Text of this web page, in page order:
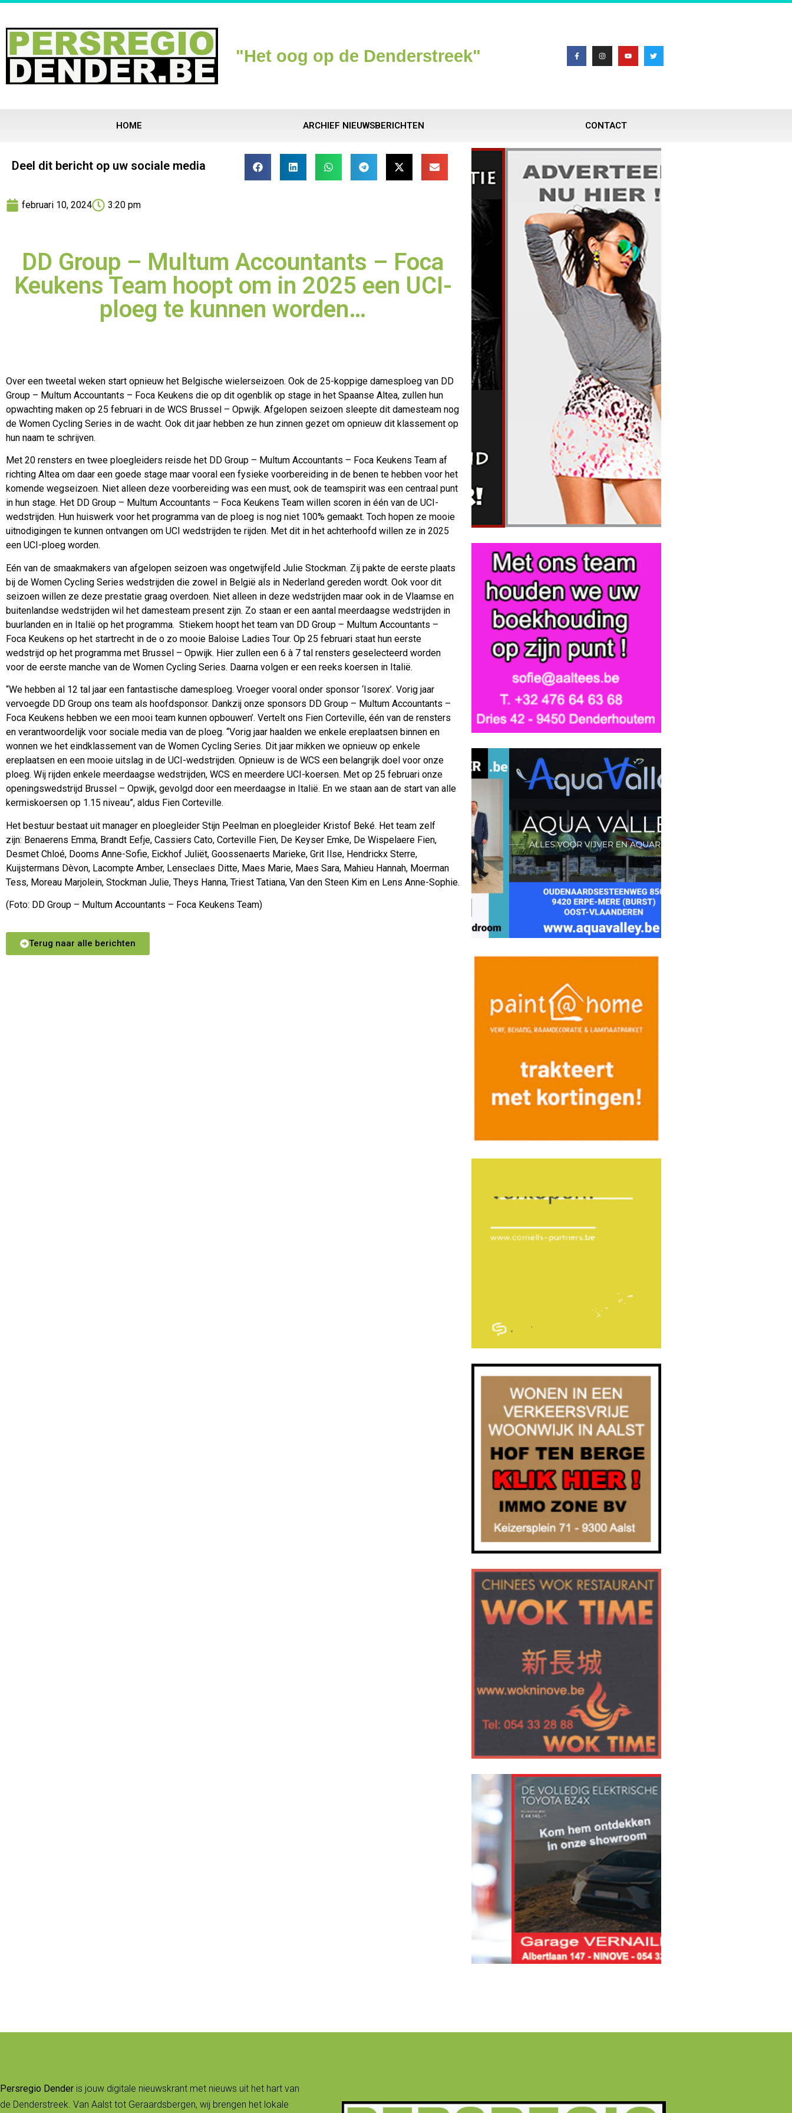
"Het oog op de Denderstreek"
HOME ARCHIEF NIEUWSBERICHTEN CONTACT
Deel dit bericht op uw sociale media
februari 10, 2024 3:20 pm
DD Group – Multum Accountants – Foca
Keukens Team hoopt om in 2025 een UCI-
ploeg te kunnen worden…
Over een tweetal weken start opnieuw het Belgische wielerseizoen. Ook de 25-koppige damesploeg van DD
Group – Multum Accountants – Foca Keukens die op dit ogenblik op stage in het Spaanse Altea, zullen hun
opwachting maken op 25 februari in de WCS Brussel – Opwijk. Afgelopen seizoen sleepte dit damesteam nog
de Women Cycling Series in de wacht. Ook dit jaar hebben ze hun zinnen gezet om opnieuw dit klassement op
hun naam te schrijven.
Met 20 rensters en twee ploegleiders reisde het DD Group – Multum Accountants – Foca Keukens Team af
richting Altea om daar een goede stage maar vooral een fysieke voorbereiding in de benen te hebben voor het
komende wegseizoen. Niet alleen deze voorbereiding was een must, ook de teamspirit was een centraal punt
in hun stage. Het DD Group – Multum Accountants – Foca Keukens Team willen scoren in één van de UCI-
wedstrijden. Hun huiswerk voor het programma van de ploeg is nog niet 100% gemaakt. Toch hopen ze mooie
uitnodigingen te kunnen ontvangen om UCI wedstrijden te rijden. Met dit in het achterhoofd willen ze in 2025
een UCI-ploeg worden.
Eén van de smaakmakers van afgelopen seizoen was ongetwijfeld Julie Stockman. Zij pakte de eerste plaats
bij de Women Cycling Series wedstrijden die zowel in België als in Nederland gereden wordt. Ook voor dit
seizoen willen ze deze prestatie graag overdoen. Niet alleen in deze wedstrijden maar ook in de Vlaamse en
buitenlandse wedstrijden wil het damesteam present zijn. Zo staan er een aantal meerdaagse wedstrijden in
buurlanden en in Italië op het programma. Stiekem hoopt het team van DD Group – Multum Accountants –
Foca Keukens op het startrecht in de o zo mooie Baloise Ladies Tour. Op 25 februari staat hun eerste
wedstrijd op het programma met Brussel – Opwijk. Hier zullen een 6 à 7 tal rensters geselecteerd worden
voor de eerste manche van de Women Cycling Series. Daarna volgen er een reeks koersen in Italië.
“We hebben al 12 tal jaar een fantastische damesploeg. Vroeger vooral onder sponsor ‘Isorex’. Vorig jaar
vervoegde DD Group ons team als hoofdsponsor. Dankzij onze sponsors DD Group – Multum Accountants –
Foca Keukens hebben we een mooi team kunnen opbouwen’. Vertelt ons Fien Corteville, één van de rensters
en verantwoordelijk voor sociale media van de ploeg. “Vorig jaar haalden we enkele ereplaatsen binnen en
wonnen we het eindklassement van de Women Cycling Series. Dit jaar mikken we opnieuw op enkele
ereplaatsen en een mooie uitslag in de UCI-wedstrijden. Opnieuw is de WCS een belangrijk doel voor onze
ploeg. Wij rijden enkele meerdaagse wedstrijden, WCS en meerdere UCI-koersen. Met op 25 februari onze
openingswedstrijd Brussel – Opwijk, gevolgd door een meerdaagse in Italië. En we staan aan de start van alle
kermiskoersen op 1.15 niveau”, aldus Fien Corteville.
Het bestuur bestaat uit manager en ploegleider Stijn Peelman en ploegleider Kristof Beké. Het team zelf
zijn: Benaerens Emma, Brandt Eefje, Cassiers Cato, Corteville Fien, De Keyser Emke, De Wispelaere Fien,
Desmet Chloé, Dooms Anne-Sofie, Eickhof Juliët, Goossenaerts Marieke, Grit Ilse, Hendrickx Sterre,
Kuijstermans Dèvon, Lacompte Amber, Lenseclaes Ditte, Maes Marie, Maes Sara, Mahieu Hannah, Moerman
Tess, Moreau Marjolein, Stockman Julie, Theys Hanna, Triest Tatiana, Van den Steen Kim en Lens Anne-Sophie.
(Foto: DD Group – Multum Accountants – Foca Keukens Team)
Terug naar alle berichten
Persregio Dender is jouw digitale nieuwskrant met nieuws uit het hart van
de Denderstreek. Van Aalst tot Geraardsbergen, wij brengen het lokale